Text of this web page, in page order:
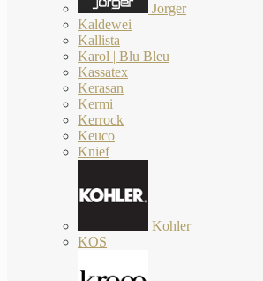
Jorger
Kaldewei
Kallista
Karol | Blu Bleu
Kassatex
Kerasan
Kermi
Kerrock
Keuco
Knief
Kohler
KOS